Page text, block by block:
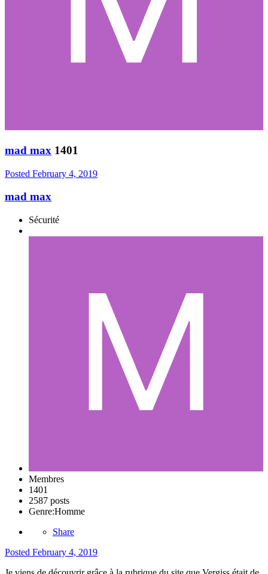
mad max 1401
Posted February 4, 2019
mad max
Sécurité
Membres
1401
2587 posts
Genre:Homme
Share
Posted February 4, 2019